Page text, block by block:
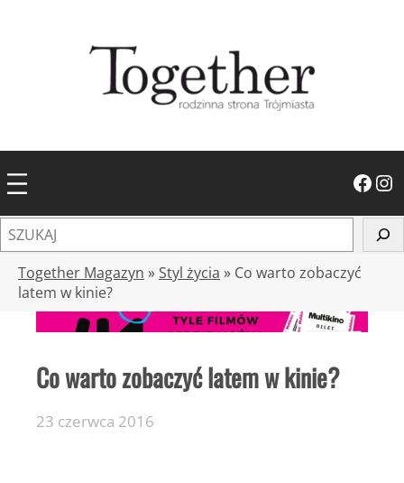
Facebook Instagram
z
Together Magazyn » Styl życia » Co warto zobaczyć
latem w kinie?
Co warto zobaczyć latem w kinie?
23 czerwca 2016